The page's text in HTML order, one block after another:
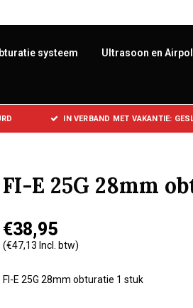
systeem Ultrasoon en
IN VERBAND MET VAKANTIE:
FI-E 25G 28mm
€38,95
(€47,13 Incl. btw)
FI-E 25G 28mm obturatie 1 stuk